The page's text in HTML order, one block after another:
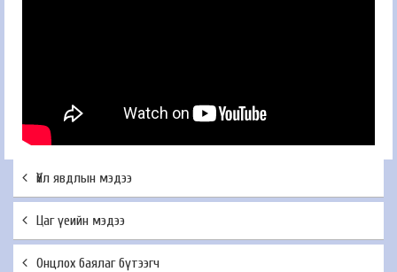
Үйл явдлын мэдээ
Цаг үеийн мэдээ
Онцлох баялаг бүтээгч